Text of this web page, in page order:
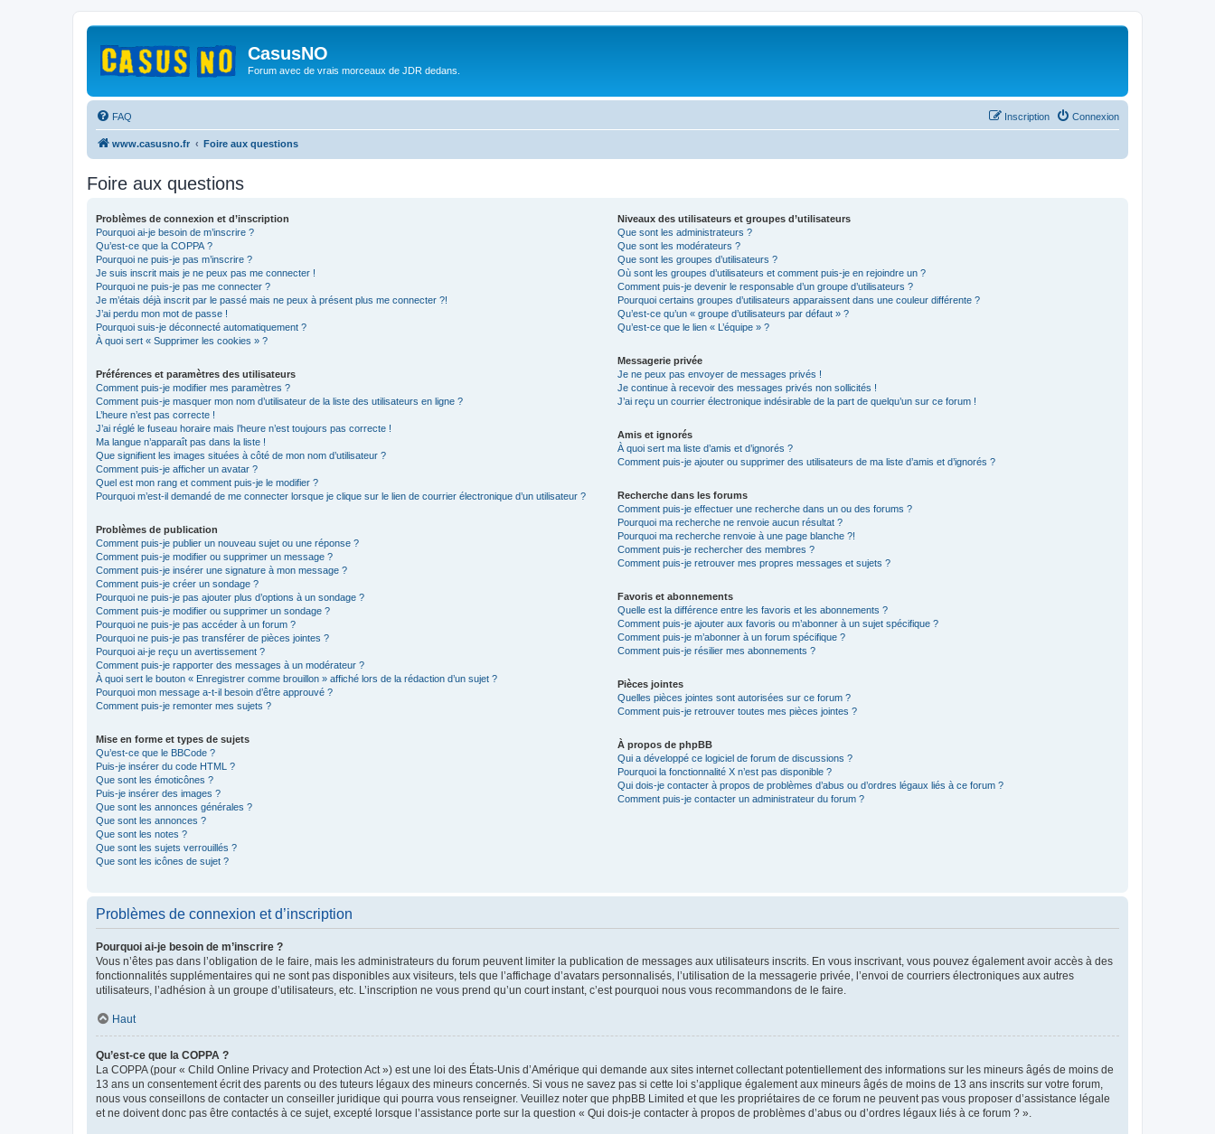
CasusNO
Forum avec de vrais morceaux de JDR dedans.
FAQ Connexion
Inscription
www.casusno.fr Foire aux questions
Foire aux questions
Problèmes de connexion et d’inscription
Pourquoi ai-je besoin de m’inscrire ?
Qu’est-ce que la COPPA ?
Pourquoi ne puis-je pas m’inscrire ?
Je suis inscrit mais je ne peux pas me connecter !
Pourquoi ne puis-je pas me connecter ?
Je m’étais déjà inscrit par le passé mais ne peux à présent plus me connecter ?!
J’ai perdu mon mot de passe !
Pourquoi suis-je déconnecté automatiquement ?
À quoi sert « Supprimer les cookies » ?
Préférences et paramètres des utilisateurs
Comment puis-je modifier mes paramètres ?
Comment puis-je masquer mon nom d’utilisateur de la liste des utilisateurs en ligne ?
L’heure n’est pas correcte !
J’ai réglé le fuseau horaire mais l’heure n’est toujours pas correcte !
Ma langue n’apparaît pas dans la liste !
Que signifient les images situées à côté de mon nom d’utilisateur ?
Comment puis-je afficher un avatar ?
Quel est mon rang et comment puis-je le modifier ?
Pourquoi m’est-il demandé de me connecter lorsque je clique sur le lien de courrier électronique d’un utilisateur ?
Problèmes de publication
Comment puis-je publier un nouveau sujet ou une réponse ?
Comment puis-je modifier ou supprimer un message ?
Comment puis-je insérer une signature à mon message ?
Comment puis-je créer un sondage ?
Pourquoi ne puis-je pas ajouter plus d’options à un sondage ?
Comment puis-je modifier ou supprimer un sondage ?
Pourquoi ne puis-je pas accéder à un forum ?
Pourquoi ne puis-je pas transférer de pièces jointes ?
Pourquoi ai-je reçu un avertissement ?
Comment puis-je rapporter des messages à un modérateur ?
À quoi sert le bouton « Enregistrer comme brouillon » affiché lors de la rédaction d’un sujet ?
Pourquoi mon message a-t-il besoin d’être approuvé ?
Comment puis-je remonter mes sujets ?
Mise en forme et types de sujets
Qu’est-ce que le BBCode ?
Puis-je insérer du code HTML ?
Que sont les émoticônes ?
Puis-je insérer des images ?
Que sont les annonces générales ?
Que sont les annonces ?
Que sont les notes ?
Que sont les sujets verrouillés ?
Que sont les icônes de sujet ?
Niveaux des utilisateurs et groupes d’utilisateurs
Que sont les administrateurs ?
Que sont les modérateurs ?
Que sont les groupes d’utilisateurs ?
Où sont les groupes d’utilisateurs et comment puis-je en rejoindre un ?
Comment puis-je devenir le responsable d’un groupe d’utilisateurs ?
Pourquoi certains groupes d’utilisateurs apparaissent dans une couleur différente ?
Qu’est-ce qu’un « groupe d’utilisateurs par défaut » ?
Qu’est-ce que le lien « L’équipe » ?
Messagerie privée
Je ne peux pas envoyer de messages privés !
Je continue à recevoir des messages privés non sollicités !
J’ai reçu un courrier électronique indésirable de la part de quelqu’un sur ce forum !
Amis et ignorés
À quoi sert ma liste d’amis et d’ignorés ?
Comment puis-je ajouter ou supprimer des utilisateurs de ma liste d’amis et d’ignorés ?
Recherche dans les forums
Comment puis-je effectuer une recherche dans un ou des forums ?
Pourquoi ma recherche ne renvoie aucun résultat ?
Pourquoi ma recherche renvoie à une page blanche ?!
Comment puis-je rechercher des membres ?
Comment puis-je retrouver mes propres messages et sujets ?
Favoris et abonnements
Quelle est la différence entre les favoris et les abonnements ?
Comment puis-je ajouter aux favoris ou m’abonner à un sujet spécifique ?
Comment puis-je m’abonner à un forum spécifique ?
Comment puis-je résilier mes abonnements ?
Pièces jointes
Quelles pièces jointes sont autorisées sur ce forum ?
Comment puis-je retrouver toutes mes pièces jointes ?
À propos de phpBB
Qui a développé ce logiciel de forum de discussions ?
Pourquoi la fonctionnalité X n’est pas disponible ?
Qui dois-je contacter à propos de problèmes d’abus ou d’ordres légaux liés à ce forum ?
Comment puis-je contacter un administrateur du forum ?
Problèmes de connexion et d’inscription
Pourquoi ai-je besoin de m’inscrire ?
Vous n’êtes pas dans l’obligation de le faire, mais les administrateurs du forum peuvent limiter la publication de messages aux utilisateurs inscrits. En vous inscrivant, vous pouvez également avoir accès à des
fonctionnalités supplémentaires qui ne sont pas disponibles aux visiteurs, tels que l’affichage d’avatars personnalisés, l’utilisation de la messagerie privée, l’envoi de courriers électroniques aux autres
utilisateurs, l’adhésion à un groupe d’utilisateurs, etc. L’inscription ne vous prend qu’un court instant, c’est pourquoi nous vous recommandons de le faire.
Haut
Qu’est-ce que la COPPA ?
La COPPA (pour « Child Online Privacy and Protection Act ») est une loi des États-Unis d’Amérique qui demande aux sites internet collectant potentiellement des informations sur les mineurs âgés de moins de
13 ans un consentement écrit des parents ou des tuteurs légaux des mineurs concernés. Si vous ne savez pas si cette loi s’applique également aux mineurs âgés de moins de 13 ans inscrits sur votre forum,
nous vous conseillons de contacter un conseiller juridique qui pourra vous renseigner. Veuillez noter que phpBB Limited et que les propriétaires de ce forum ne peuvent pas vous proposer d’assistance légale
et ne doivent donc pas être contactés à ce sujet, excepté lorsque l’assistance porte sur la question « Qui dois-je contacter à propos de problèmes d’abus ou d’ordres légaux liés à ce forum ? ».